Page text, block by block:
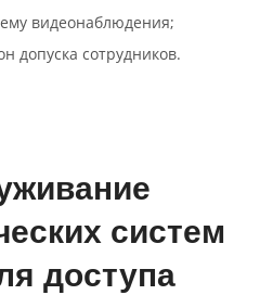
видеонаблюдения;
допуска сотрудников.
систем
доступа